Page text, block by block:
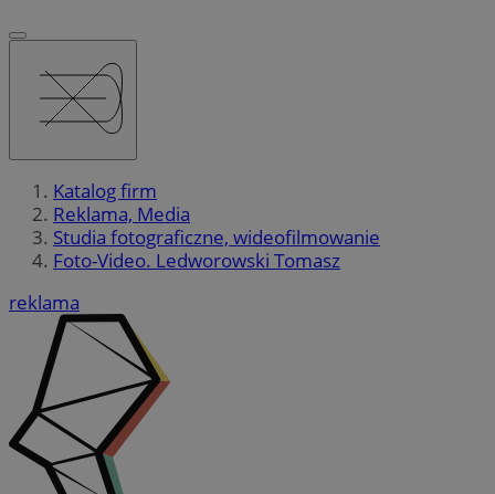
Katalog firm
Reklama, Media
Studia fotograficzne, wideofilmowanie
Foto-Video. Ledworowski Tomasz
reklama